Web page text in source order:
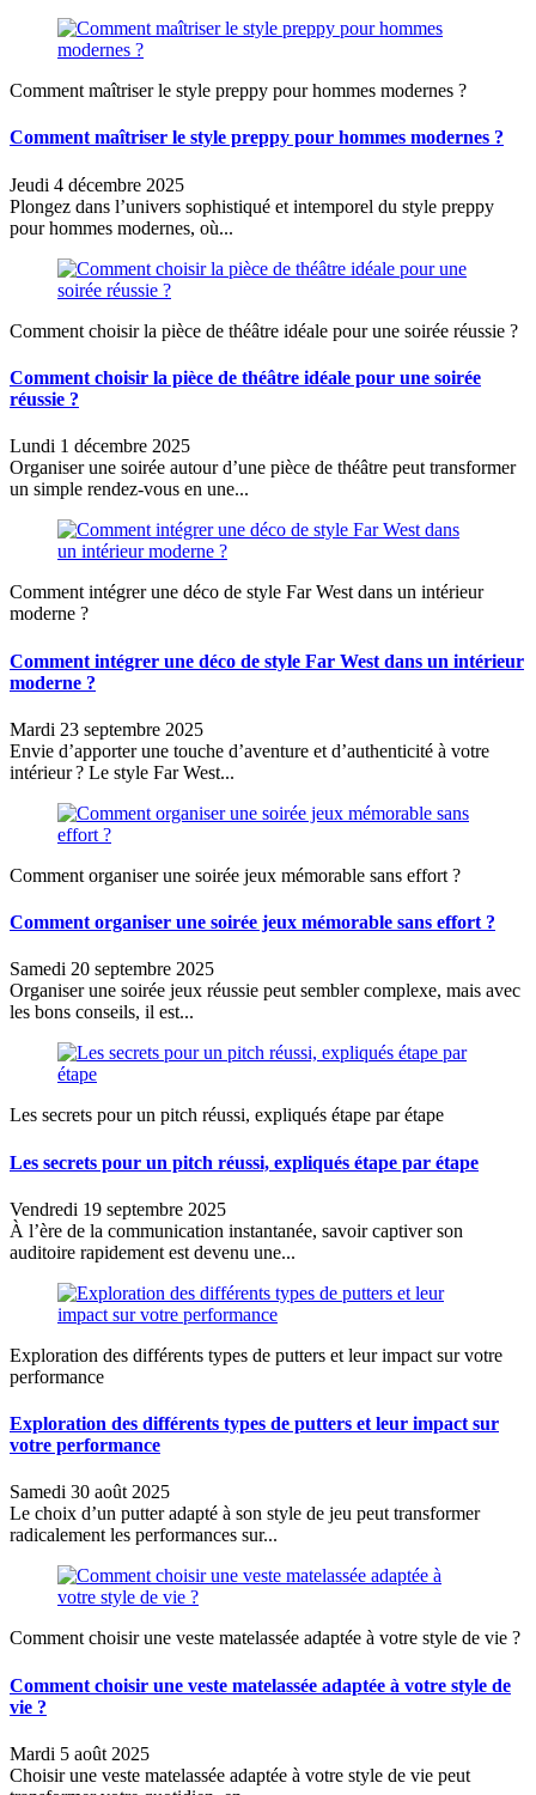
Comment maîtriser le style preppy pour hommes modernes ?
Comment maîtriser le style preppy pour hommes modernes ?
Jeudi 4 décembre 2025
Plongez dans l’univers sophistiqué et intemporel du style preppy
pour hommes modernes, où...
Comment choisir la pièce de théâtre idéale pour une soirée réussie ?
Comment choisir la pièce de théâtre idéale pour une soirée
réussie ?
Lundi 1 décembre 2025
Organiser une soirée autour d’une pièce de théâtre peut transformer
un simple rendez-vous en une...
Comment intégrer une déco de style Far West dans un intérieur
moderne ?
Comment intégrer une déco de style Far West dans un intérieur
moderne ?
Mardi 23 septembre 2025
Envie d’apporter une touche d’aventure et d’authenticité à votre
intérieur ? Le style Far West...
Comment organiser une soirée jeux mémorable sans effort ?
Comment organiser une soirée jeux mémorable sans effort ?
Samedi 20 septembre 2025
Organiser une soirée jeux réussie peut sembler complexe, mais avec
les bons conseils, il est...
Les secrets pour un pitch réussi, expliqués étape par étape
Les secrets pour un pitch réussi, expliqués étape par étape
Vendredi 19 septembre 2025
À l’ère de la communication instantanée, savoir captiver son
auditoire rapidement est devenu une...
Exploration des différents types de putters et leur impact sur votre
performance
Exploration des différents types de putters et leur impact sur
votre performance
Samedi 30 août 2025
Le choix d’un putter adapté à son style de jeu peut transformer
radicalement les performances sur...
Comment choisir une veste matelassée adaptée à votre style de vie ?
Comment choisir une veste matelassée adaptée à votre style de
vie ?
Mardi 5 août 2025
Choisir une veste matelassée adaptée à votre style de vie peut